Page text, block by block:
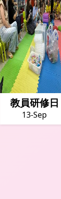
教員研修日
13-Sep